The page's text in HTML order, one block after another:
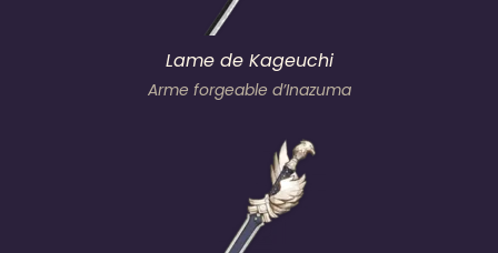
Lame de Kageuchi
Arme forgeable d’Inazuma